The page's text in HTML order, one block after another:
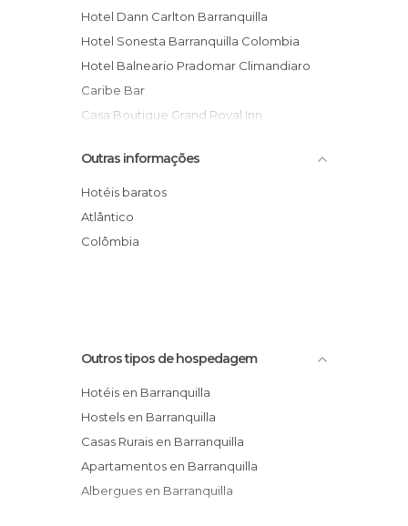
Hotel Dann Carlton Barranquilla
Hotel Sonesta Barranquilla Colombia
Hotel Balneario Pradomar Climandiaro
Caribe Bar
Casa Boutique Grand Royal Inn
Hotel Puerto Del Sol
Hotel Country International
Hotel Wyndham Garden Barranquilla
River view suites
Outras informações
Hotéis baratos
Atlântico
Colômbia
Outros tipos de hospedagem
Hotéis en Barranquilla
Hostels en Barranquilla
Casas Rurais en Barranquilla
Apartamentos en Barranquilla
Albergues en Barranquilla